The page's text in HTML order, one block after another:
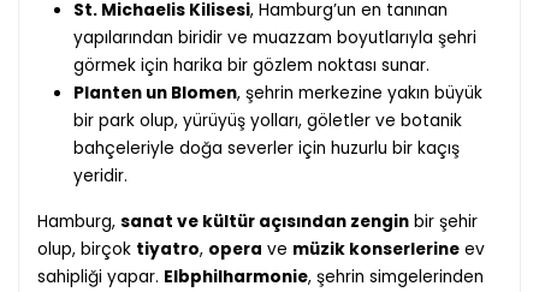
St. Michaelis Kilisesi, Hamburg’un en tanınan
yapılarından biridir ve muazzam boyutlarıyla şehri
görmek için harika bir gözlem noktası sunar.
Planten un Blomen, şehrin merkezine yakın büyük
bir park olup, yürüyüş yolları, göletler ve botanik
bahçeleriyle doğa severler için huzurlu bir kaçış
yeridir.
Hamburg, sanat ve kültür açısından zengin bir şehir
olup, birçok tiyatro, opera ve müzik konserlerine ev
sahipliği yapar. Elbphilharmonie, şehrin simgelerinden